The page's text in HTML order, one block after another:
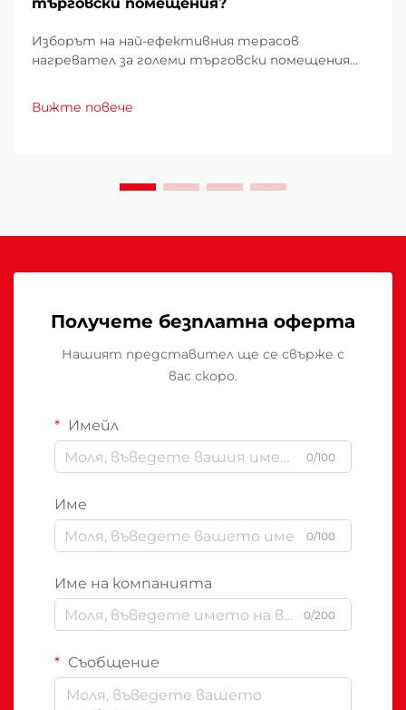
Изборът на най-ефективния терасов
нагревател за големи търговски помещения
фактори, които директно влияят върху
експлоатационните разходи, удобството на
Вижте повече
Получете безплатна оферта
Нашият представител ще се свърже с
вас скоро.
Имейл
0/100
Име
0/100
Име на компанията
0/200
Съобщение